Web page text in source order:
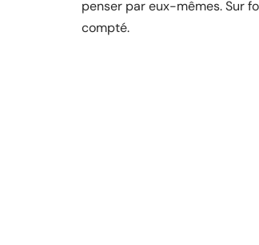
penser par eux-mêmes. Sur
compté.